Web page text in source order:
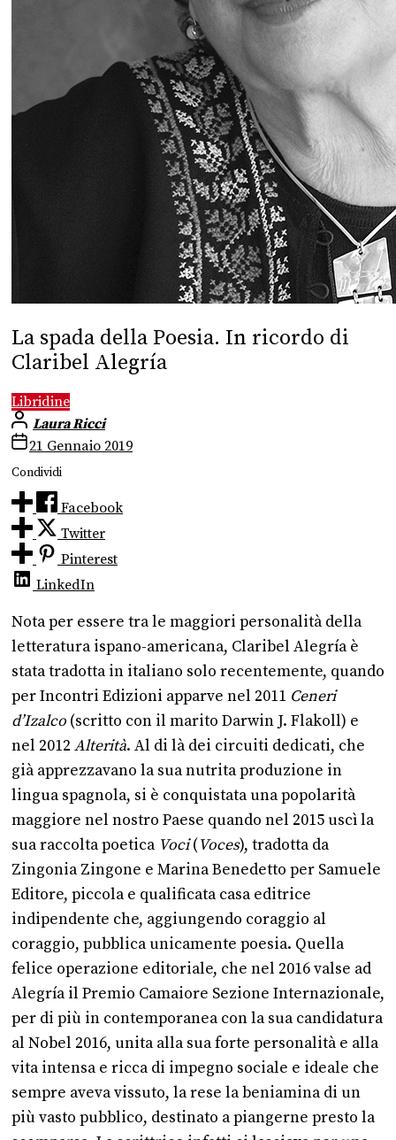
La spada della Poesia. In ricordo di
Claribel Alegría
Libridine
Laura Ricci
21 Gennaio 2019
Condividi
Facebook
Twitter
Pinterest
LinkedIn
Nota per essere tra le maggiori personalità della
letteratura ispano-americana, Claribel Alegría è
stata tradotta in italiano solo recentemente, quando
per Incontri Edizioni apparve nel 2011 Ceneri
d’Izalco (scritto con il marito Darwin J. Flakoll) e
nel 2012 Alterità. Al di là dei circuiti dedicati, che
già apprezzavano la sua nutrita produzione in
lingua spagnola, si è conquistata una popolarità
maggiore nel nostro Paese quando nel 2015 uscì la
sua raccolta poetica Voci(Voces), tradotta da
Zingonia Zingone e Marina Benedetto per Samuele
Editore, piccola e qualificata casa editrice
indipendente che, aggiungendo coraggio al
coraggio, pubblica unicamente poesia. Quella
felice operazione editoriale, che nel 2016 valse ad
Alegría il Premio Camaiore Sezione Internazionale,
per di più in contemporanea con la sua candidatura
al Nobel 2016, unita alla sua forte personalità e alla
vita intensa e ricca di impegno sociale e ideale che
sempre aveva vissuto, la rese la beniamina di un
più vasto pubblico, destinato a piangerne presto la